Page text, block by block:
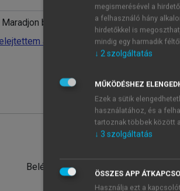
Maradjon belépve
a jelszavamat
Belépés intézményi azonosítóval
megismerésével a
a felhasználó hány
hirdetőkkel is
mindig egy harmadik
↓ 2szolgáltatás
MŰKÖDÉSHEZ
Ezek a sütik
használatához, és a
tartoznak többek között
↓ 3 szolgáltatás
ÖSSZES APP
Használja ezt a